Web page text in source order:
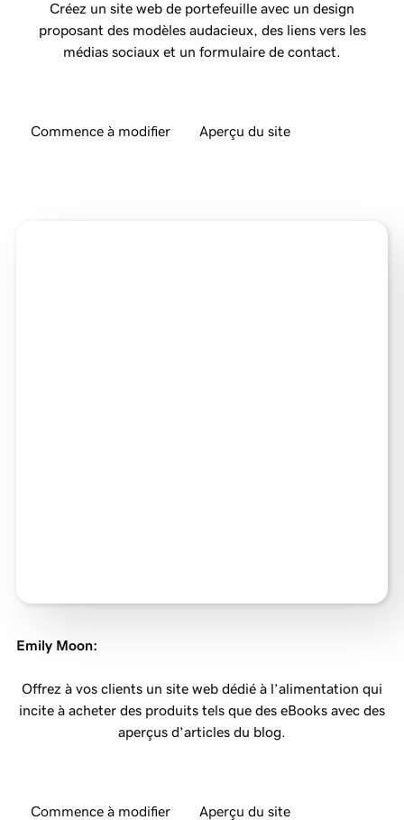
Créez un site web de portefeuille avec un design
proposant des modèles audacieux, des liens vers les
médias sociaux et un formulaire de contact.
Commence à modifier Aperçu du site
Emily Moon:
Offrez à vos clients un site web dédié à l’alimentation qui
incite à acheter des produits tels que des eBooks avec des
aperçus d’articles du blog.
Commence à modifier Aperçu du site